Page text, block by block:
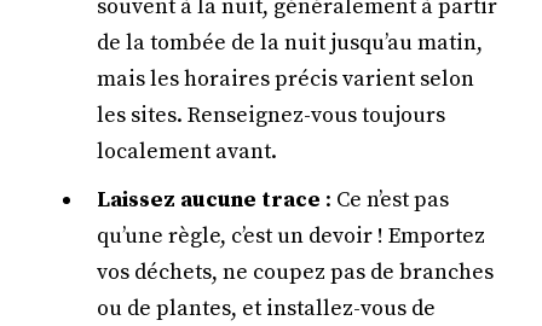
souvent à la nuit, généralement à partir
de la tombée de la nuit jusqu’au matin,
mais les horaires précis varient selon
les sites. Renseignez-vous toujours
localement avant.
Laissez aucune trace : Ce n’est pas
qu’une règle, c’est un devoir ! Emportez
vos déchets, ne coupez pas de branches
ou de plantes, et installez-vous de